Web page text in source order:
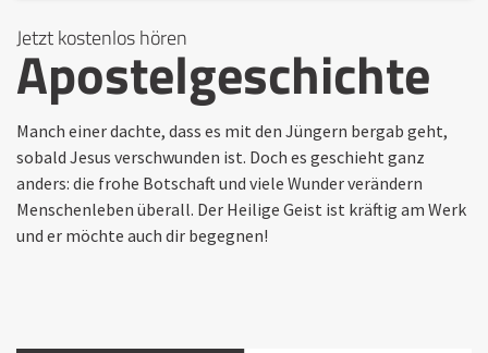
Jetzt kostenlos hören
Apostelgeschichte
Manch einer dachte, dass es mit den Jüngern bergab geht,
sobald Jesus verschwunden ist. Doch es geschieht ganz
anders: die frohe Botschaft und viele Wunder verändern
Menschenleben überall. Der Heilige Geist ist kräftig am Werk
und er möchte auch dir begegnen!